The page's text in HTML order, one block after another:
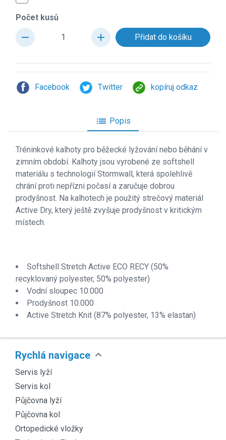
Počet kusů
remove add
Facebook Twitter kopíruj odkaz
list Popis
Tréninkové kalhoty pro běžecké lyžování nebo běhání v
zimním období. Kalhoty jsou vyrobené ze softshell
materiálu s technologií Stormwall, která spolehlivě
chrání proti nepřízni počasí a zaručuje dobrou
prodyšnost. Na kalhotech je použitý strečový materiál
Active Dry, který ještě zvyšuje prodyšnost v kritickým
místech.
Softshell Stretch Active ECO RECY (50%
recyklovaný polyester, 50% polyester)
Vodní sloupec 10.000
Prodyšnost 10.000
Active Stretch Knit (87% polyester, 13% elastan)
Rychlá navigace expand_more
Servis lyží
Servis kol
Půjčovna lyží
Půjčovna kol
Ortopedické vložky